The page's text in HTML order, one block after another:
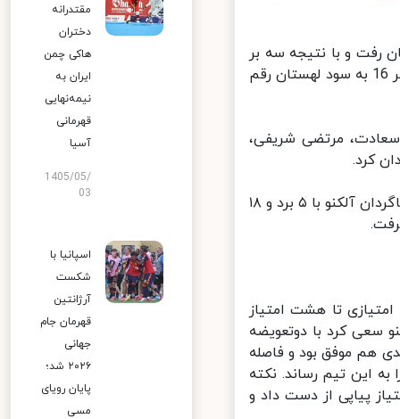
مصاف لهستان رفت و با نتیجه سه بر
صفر شکست خورد. سه ست این بازی با امتیازات 25 بر 20، 25 بر 20 و 25 بر 16 به سود لهستان رقم
سعادت، مرتضی شریفی،
کرد.
این هفتمین باخت پیاپی ایران در این دوره از مسابقات بود. با این نتیجه شاگردان آلکنو با ۵ برد و ۱۸
تا هشت امتیاز
سعی کرد با دوتعویضه
هم موفق بود و فاصله
این تیم رساند. نکته
پیاپی از دست داد و
مقتدرانه
دختران
هاکی چمن
ایران به
نیمه‌نهایی
قهرمانی
آسیا
1405/05/
03
اسپانیا با
شکست
آرژانتین
قهرمان جام
جهانی
۲۰۲۶ شد؛
پایان رویای
مسی